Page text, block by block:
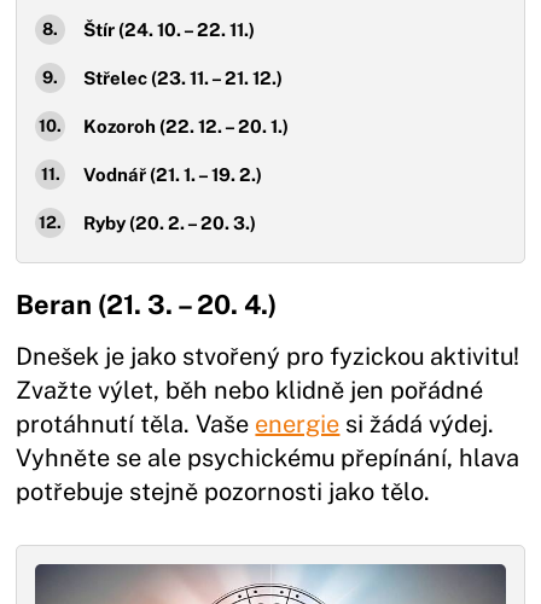
Štír (24. 10. – 22. 11.)
Střelec (23. 11. – 21. 12.)
Kozoroh (22. 12. – 20. 1.)
Vodnář (21. 1. – 19. 2.)
Ryby (20. 2. – 20. 3.)
Beran (21. 3. – 20. 4.)
Dnešek je jako stvořený pro fyzickou aktivitu!
Zvažte výlet, běh nebo klidně jen pořádné
protáhnutí těla. Vaše energie si žádá výdej.
Vyhněte se ale psychickému přepínání, hlava
potřebuje stejně pozornosti jako tělo.